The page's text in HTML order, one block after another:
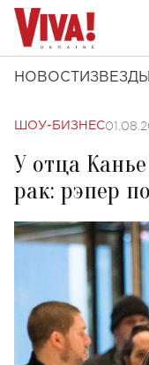
НОВОСТИ ЗВЕЗДЫ
ШОУ-БИЗНЕС
У отца
рак: рэпер